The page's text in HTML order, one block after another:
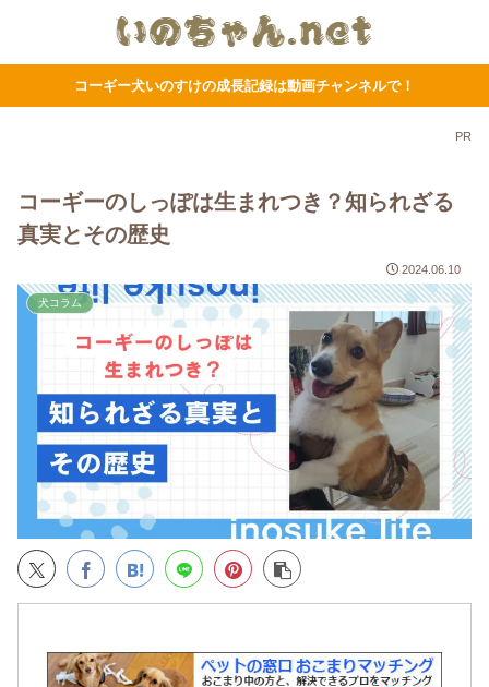
コーギー犬いのすけの成長記録は動画チャンネルで！
PR
コーギーのしっぽは生まれつき？知られざる
真実とその歴史
2024.06.10
犬コラム